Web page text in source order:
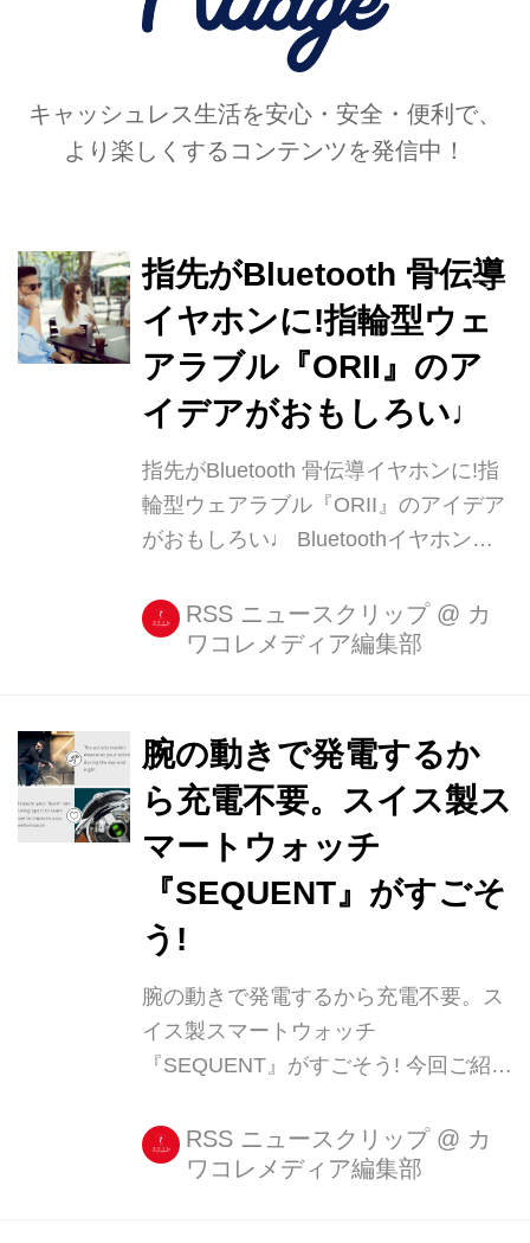
キャッシュレス生活を安心・安全・便利で、
より楽しくするコンテンツを発信中！
指先がBluetooth 骨伝導
イヤホンに!指輪型ウェ
アラブル『ORII』のア
イデアがおもしろい♩
指先がBluetooth 骨伝導イヤホンに!指
輪型ウェアラブル『ORII』のアイデア
がおもしろい♩ Bluetoothイヤホンも
バイスも、当たり前の存在になりつつ
あります。 現在クラウドファンディン
という [...]
RSS ニュースクリップ @ カ
ワコレメディア編集部
腕の動きで発電するか
ら充電不要。スイス製ス
マートウォッチ
『SEQUENT』がすごそ
う!
腕の動きで発電するから充電不要。ス
イス製スマートウォッチ
『SEQUENT』がすごそう! 今回ご紹介
ンディングのKickstarterで注目を集め
ているスイス製のスマートウォッチ。
RSS ニュースクリップ @ カ
ワコレメディア編集部